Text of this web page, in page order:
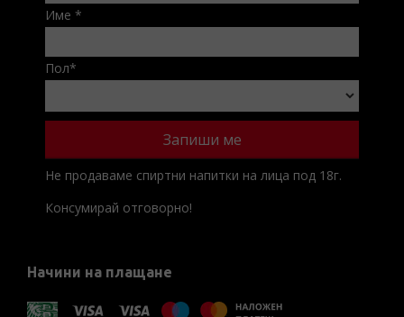
Име *
Пол*
Не продаваме спиртни напитки на лица под 18г.
Консумирай отговорно!
Начини на плащане